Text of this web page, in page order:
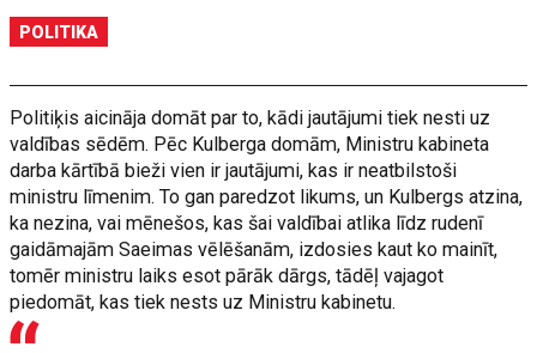
POLITIKA
Politiķis aicināja domāt par to, kādi jautājumi tiek nesti uz
valdības sēdēm. Pēc Kulberga domām, Ministru kabineta
darba kārtībā bieži vien ir jautājumi, kas ir neatbilstoši
ministru līmenim. To gan paredzot likums, un Kulbergs atzina,
ka nezina, vai mēnešos, kas šai valdībai atlika līdz rudenī
gaidāmajām Saeimas vēlēšanām, izdosies kaut ko mainīt,
tomēr ministru laiks esot pārāk dārgs, tādēļ vajagot
piedomāt, kas tiek nests uz Ministru kabinetu.